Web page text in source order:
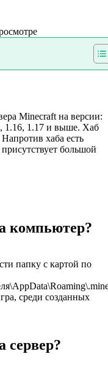
Minecraft на версии:
1.16, 1.17 и выше. Хаб
хаба есть
большой
компьютер?
папку с картой по
среди созданных
сервер?